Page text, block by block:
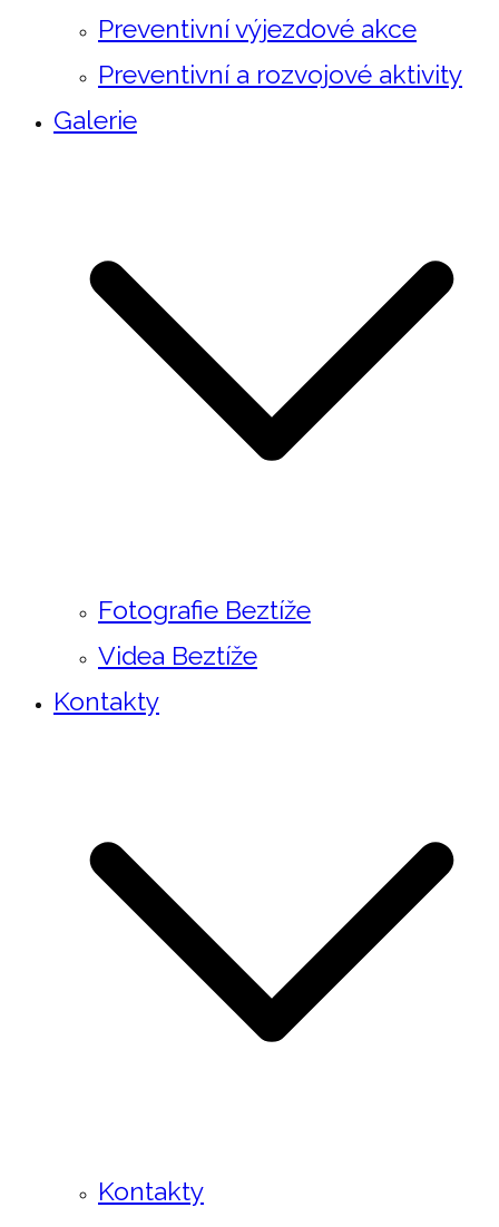
Preventivní výjezdové akce
Preventivní a rozvojové aktivity
Galerie
Fotografie Beztíže
Videa Beztíže
Kontakty
Kontakty